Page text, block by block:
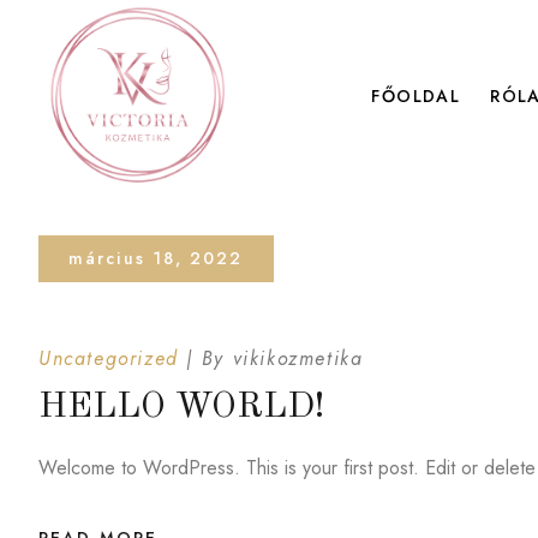
FŐOLDAL
március 18, 2022
Uncategorized By vikikozmetika
HELLO WORLD!
Welcome to WordPress. This is your first post. Edit or